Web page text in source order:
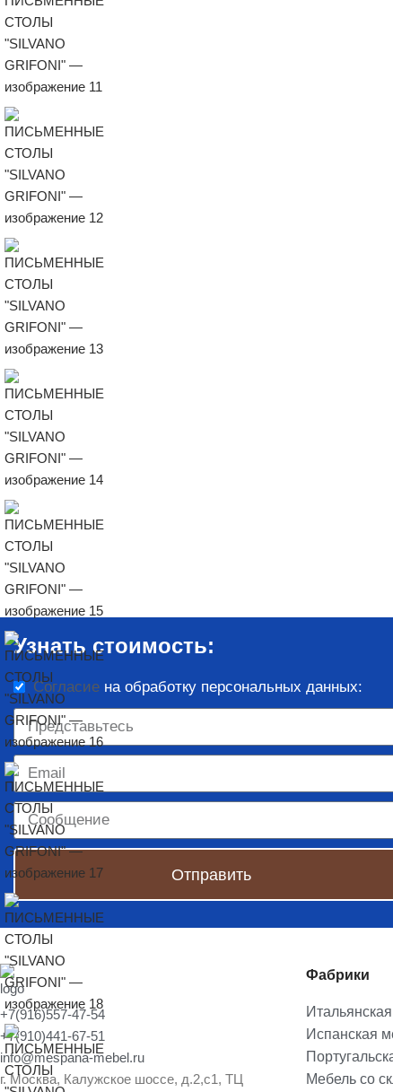
Узнать стоимость:
Согласие на обработку персональных данных:
Отправить
+7(916)557-47-54
+7(910)441-67-51
info@mespana-mebel.ru
г. Москва, Калужское шоссе, д.2,с1, ТЦ
Фабрики
Испанская
Мебель со